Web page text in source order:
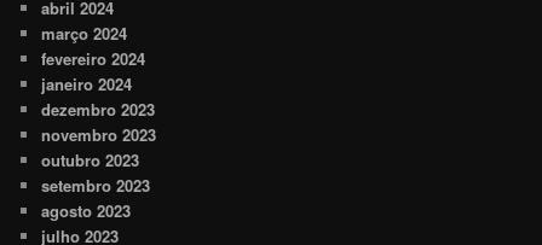
abril 2024
março 2024
fevereiro 2024
janeiro 2024
dezembro 2023
novembro 2023
outubro 2023
setembro 2023
agosto 2023
julho 2023